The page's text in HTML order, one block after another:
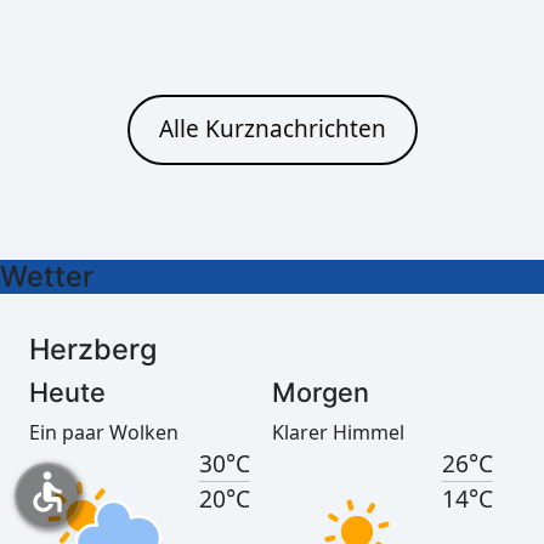
Alle Kurznachrichten
Wetter
Leichter Regen
30°C
Morgen
Klarer Himmel
Herzberg
Heute
Ein paar Wolken
30°C
20°C
Morgen
Klarer Himmel
26°C
14°C
accessible